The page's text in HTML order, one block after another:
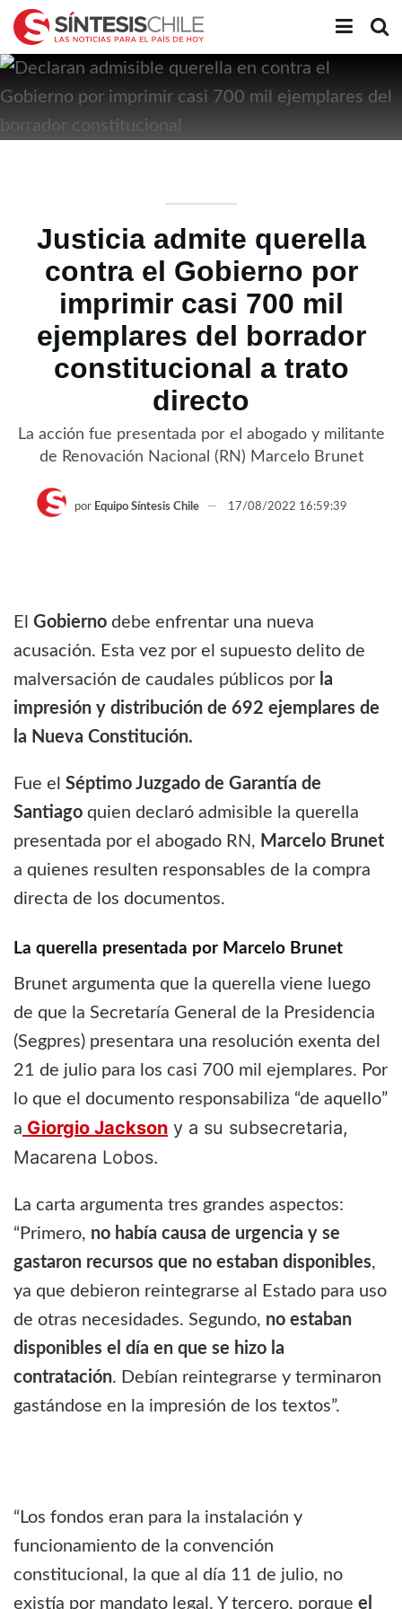
Justicia admite querella
contra el Gobierno por
imprimir casi 700 mil
ejemplares del borrador
constitucional a trato
directo
La acción fue presentada por el abogado y militante
de Renovación Nacional (RN) Marcelo Brunet
por Equipo Síntesis Chile 17/08/2022 16:59:39
El Gobierno debe enfrentar una nueva
acusación. Esta vez por el supuesto delito de
malversación de caudales públicos por la
impresión y distribución de 692 ejemplares de
la Nueva Constitución.
Fue el Séptimo Juzgado de Garantía de
Santiago quien declaró admisible la querella
presentada por el abogado RN, Marcelo Brunet
a quienes resulten responsables de la compra
directa de los documentos.
La querella presentada por Marcelo Brunet
Brunet argumenta que la querella viene luego
de que la Secretaría General de la Presidencia
(Segpres) presentara una resolución exenta del
21 de julio para los casi 700 mil ejemplares. Por
lo que el documento responsabiliza “de aquello”
a Giorgio Jackson y a su subsecretaria,
Macarena Lobos.
La carta argumenta tres grandes aspectos:
“Primero, no había causa de urgencia y se
gastaron recursos que no estaban disponibles,
ya que debieron reintegrarse al Estado para uso
de otras necesidades. Segundo, no estaban
disponibles el día en que se hizo la
contratación. Debían reintegrarse y terminaron
gastándose en la impresión de los textos”.
“Los fondos eran para la instalación y
funcionamiento de la convención
constitucional, la que al día 11 de julio, no
existía por mandato legal. Y tercero, porque el